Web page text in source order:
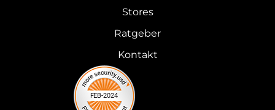
Stores
Ratgeber
Kontakt